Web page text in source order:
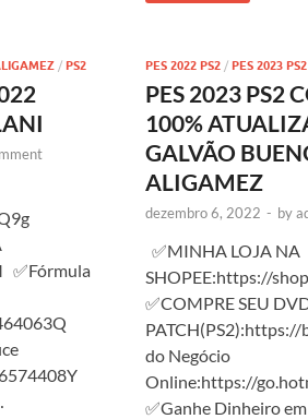
/ PS2
✅Fórmula
PES 2022 PS2 / PES 2023 PS2
PES 2023 PS2
100%
GALVÃO
ALIGAMEZ
dezembro 6, 2022 - by
✅MINHA LOJA NA
SHOPEE:https://
✅COMPRE SEU
do Negócio
Online:https://
✅Ganhe Dinheiro